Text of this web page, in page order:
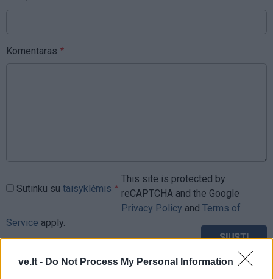
ve.lt - Do Not Process My Personal Information
Komentaras
Sutinku su taisyklėmis
This site is protected by
reCAPTCHA and the Google
Privacy Policy and Terms of
Service apply.